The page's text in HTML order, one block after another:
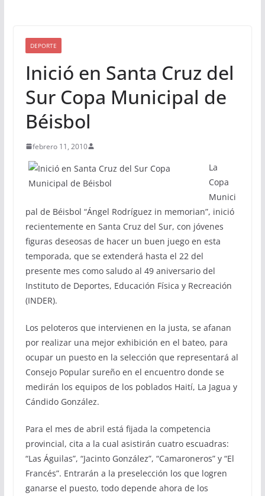
DEPORTE
Inició en Santa Cruz del
Sur Copa Municipal de
Béisbol
febrero 11, 2010
La
Copa
Munici
pal de Béisbol “Ángel Rodríguez in memorian”, inició
recientemente en Santa Cruz del Sur, con jóvenes
figuras deseosas de hacer un buen juego en esta
temporada, que se extenderá hasta el 22 del
presente mes como saludo al 49 aniversario del
Instituto de Deportes, Educación Física y Recreación
(INDER).
Los peloteros que intervienen en la justa, se afanan
por realizar una mejor exhibición en el bateo, para
ocupar un puesto en la selección que representará al
Consejo Popular sureño en el encuentro donde se
medirán los equipos de los poblados Haití, La Jagua y
Cándido González.
Para el mes de abril está fijada la competencia
provincial, cita a la cual asistirán cuatro escuadras:
“Las Águilas”, “Jacinto González”, “Camaroneros” y “El
Francés”. Entrarán a la preselección los que logren
ganarse el puesto, todo depende ahora de los